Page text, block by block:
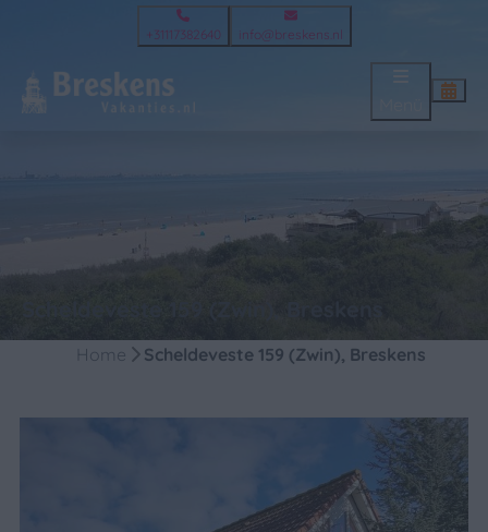
+31117382640 info@breskens.nl
Home Scheldeveste 159 (Zwin), Breskens